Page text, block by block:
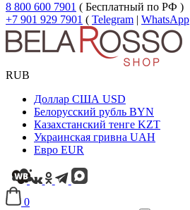
8 800 600 7901 ( Бесплатный по РФ )
+7 901 929 7901 ( Telegram | WhatsApp
RUB
Доллар США USD
Белорусский рубль BYN
Казахстанский тенге KZT
Украинская гривна UAH
Евро EUR
0